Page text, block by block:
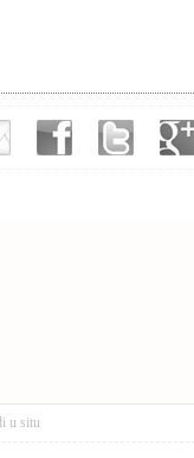
u situ